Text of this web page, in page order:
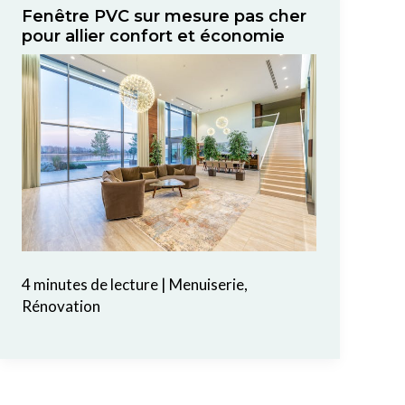
Fenêtre PVC sur mesure pas cher
pour allier confort et économie
4 minutes de lecture | Menuiserie,
Rénovation